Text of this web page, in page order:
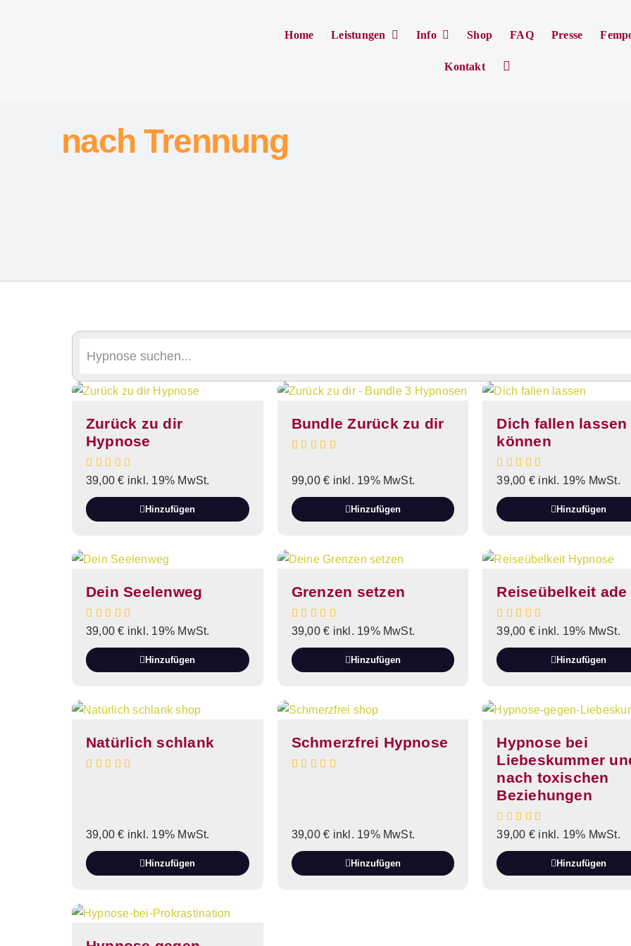
Home Leistungen Info Shop FAQ Presse
Kontakt
nach Trennung
Zurück zu dir
Hypnose
39,00€ inkl. 19% MwSt.
Hinzufügen
Bundle Zurück zu dir
99,00€ inkl. 19% MwSt.
Hinzufügen
Dich fallen lassen
können
39,00 € inkl. 19% MwSt.
Hinzufügen
Dein Seelenweg
39,00€ inkl. 19% MwSt.
Hinzufügen
Grenzen setzen
39,00€ inkl. 19% MwSt.
Hinzufügen
Reiseübelkeit ade
39,00 € inkl. 19% MwSt.
Hinzufügen
Natürlich schlank
39,00€ inkl. 19% MwSt.
Hinzufügen
Schmerzfrei Hypnose
39,00€ inkl. 19% MwSt.
Hinzufügen
Hypnose bei
Liebeskummer
nach toxischen
Beziehungen
39,00 € inkl. 19% MwSt.
Hinzufügen